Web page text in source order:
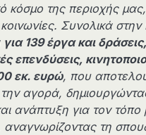
κόσμο της περιοχής
κοινωνίες. Συνολικά στην
για 139 έργα και
επενδύσεις,
εκ. ευρώ, που
την αγορά,
ανάπτυξη για τον
τη